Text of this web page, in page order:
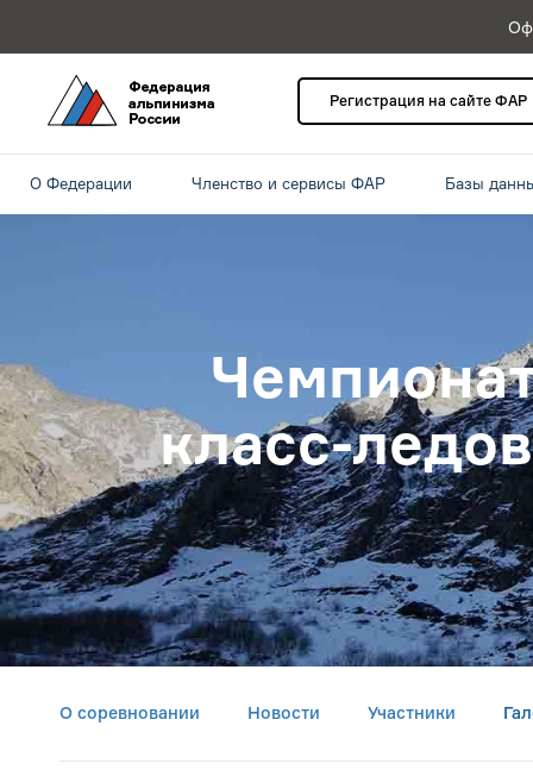
Регистрация на сайте ФАР
О Федерации Членство и сервисы ФАР Базы
класс-
О соревновании Новости Участники